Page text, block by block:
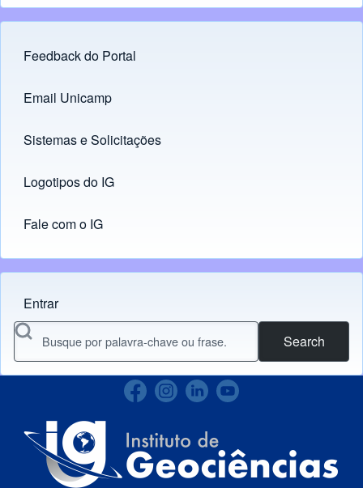
Footer menu
Feedback do Portal
Links
Email Unicamp
(opens in new tab)
Sistemas e Solicitações
(opens in new tab)
Logotipos do IG
(opens in new tab)
Fale com o IG
Menu do usuário
Entrar
Search